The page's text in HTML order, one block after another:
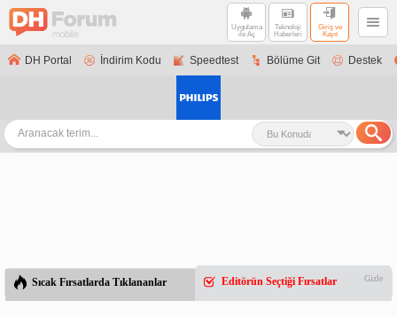
Uygulama
ile Aç
Teknoloji
Haberleri
Giriş ve
Kayıt
DH Portal İndirim Kodu Speedtest Bölüme Git Destek
Sıcak Fırsatlarda Tıklananlar Editörün Seçtiği Fırsatlar Gizle